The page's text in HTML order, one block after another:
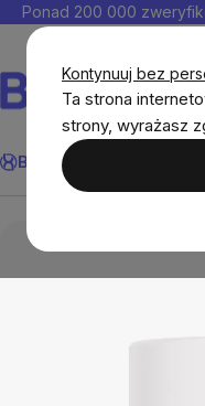
Kontynuuj bez
Ta strona
strony, wyrażasz
Przejść
Ponad 200 000
BrainMax®